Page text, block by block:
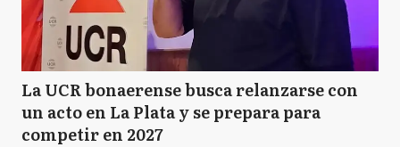
La UCR bonaerense busca relanzarse con
un acto en La Plata y se prepara para
competir en 2027